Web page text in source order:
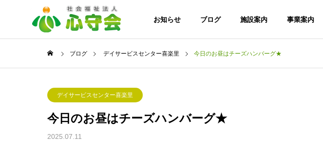
お知らせ ブログ 施設案内 事業案内
事業案内
法人案内
ブログ デイサービスセンター喜楽里 今日のお昼はチーズハンバーグ★
デイサービスセンター喜楽里
今日のお昼はチーズハンバーグ★
2025.07.11